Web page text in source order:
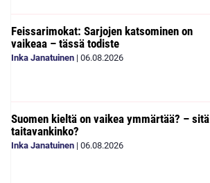
Feissarimokat: Sarjojen katsominen on
vaikeaa – tässä todiste
Inka Janatuinen | 06.08.2026
Suomen kieltä on vaikea ymmärtää? – sitä
taitavankinko?
Inka Janatuinen | 06.08.2026